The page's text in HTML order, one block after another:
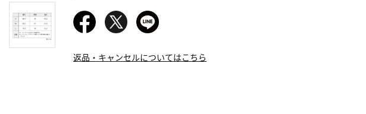
返品・キャンセルについてはこちら